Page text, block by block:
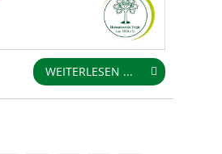
WEITERLESEN ...